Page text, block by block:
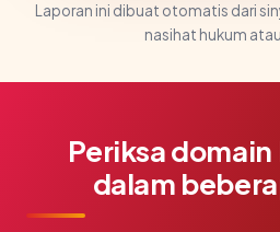
Laporan ini dibuat otomatis dari
nasihat hukum
Periksa
dalam